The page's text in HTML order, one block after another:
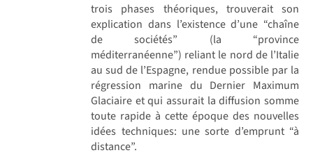
trois phases théoriques, trouverait son
explication dans l’existence d’une “chaîne
de sociétés” (la “province
méditerranéenne”) reliant le nord de l’Italie
au sud de l’Espagne, rendue possible par la
régression marine du Dernier Maximum
Glaciaire et qui assurait la diffusion somme
toute rapide à cette époque des nouvelles
idées techniques: une sorte d’emprunt “à
distance”.